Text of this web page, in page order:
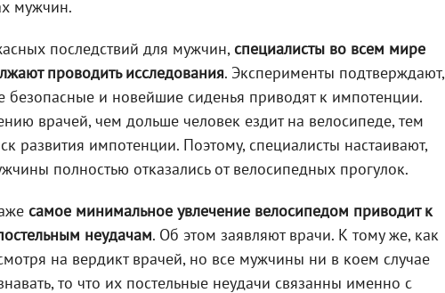
мужчин.
последствий для мужчин, специалисты во всем мире
проводить исследования. Эксперименты подтверждают,
безопасные и новейшие сиденья приводят к импотенции.
врачей, чем дольше человек ездит на велосипеде, тем
развития импотенции. Поэтому, специалисты настаивают,
полностью отказались от велосипедных прогулок.
самое минимальное увлечение велосипедом приводит к
неудачам. Об этом заявляют врачи. К тому же, как
на вердикт врачей, но все мужчины ни в коем случае
то что их постельные неудачи связанны именно с